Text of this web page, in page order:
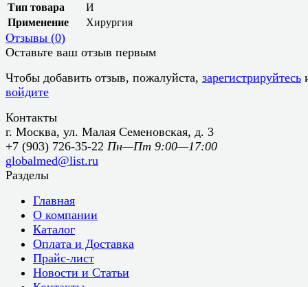
Тип товара
И
Применение
Хирургия
Отзывы (0)
Оставьте ваш отзыв первым
Чтобы добавить отзыв, пожалуйста, зарегистрируйтесь
войдите
Контакты
г. Москва, ул. Малая Семеновская, д. 3
+7 (903) 726-35-22 Пн—Пт 9:00—17:00
globalmed@list.ru
Разделы
Главная
О компании
Каталог
Оплата и Доставка
Прайс-лист
Новости и Статьи